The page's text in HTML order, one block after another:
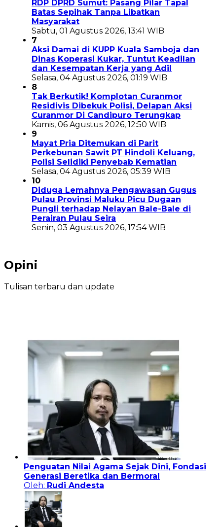
RDP DPRD Sumut: Pasang Pilar Tapal
Batas Sepihak Tanpa Libatkan
Masyarakat
Sabtu, 01 Agustus 2026, 13:41 WIB
7
Aksi Damai di KUPP Kuala Samboja dan
Dinas Koperasi Kukar, Tuntut Keadilan
dan Kesempatan Kerja yang Adil
Selasa, 04 Agustus 2026, 01:19 WIB
8
Tak Berkutik! Komplotan Curanmor
Residivis Dibekuk Polisi, Delapan Aksi
Curanmor Di Candipuro Terungkap
Kamis, 06 Agustus 2026, 12:50 WIB
9
Mayat Pria Ditemukan di Parit
Perkebunan Sawit PT Hindoli Keluang,
Polisi Selidiki Penyebab Kematian
Selasa, 04 Agustus 2026, 05:39 WIB
10
Diduga Lemahnya Pengawasan Gugus
Pulau Provinsi Maluku Picu Dugaan
Pungli terhadap Nelayan Bale-Bale di
Perairan Pulau Seira
Senin, 03 Agustus 2026, 17:54 WIB
Opini
Tulisan terbaru dan update
Penguatan Nilai Agama Sejak Dini, Fondasi
Generasi Beretika dan Bermoral
Oleh: Rudi Andesta